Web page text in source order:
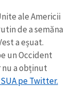
ale Americii
de a semăna
a eșuat.
un Occident
nu a obținut
pe Twitter.